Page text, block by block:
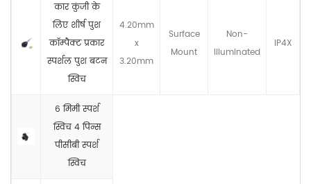
कार कुंजी के
लिए शीर्ष पुश
कॉम्पैक्ट प्रकार
स्पर्शल पुश बटन
स्विच
4.20mm
x
3.20mm
Surface
Mount
Non-
llluminated
IP4X
6 मिमी स्पर्श
स्विच 4 पिन्स
पीसीबी स्पर्श
स्विच